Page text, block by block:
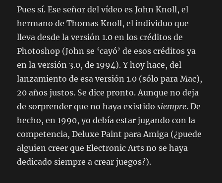
Pues sí. Ese señor del vídeo es John Knoll, el
hermano de Thomas Knoll, el individuo que
lleva desde la versión 1.0 en los créditos de
Photoshop (John se ‘cayó’ de esos créditos ya
en la versión 3.0, de 1994). Y hoy hace, del
lanzamiento de esa versión 1.0 (sólo para Mac),
20 años justos. Se dice pronto. Aunque no deja
de sorprender que no haya existidosiempre. De
hecho, en 1990, yo debía estar jugando con la
competencia, Deluxe Paint para Amiga (¿puede
alguien creer que Electronic Arts no se haya
dedicado siempre a crear juegos?).